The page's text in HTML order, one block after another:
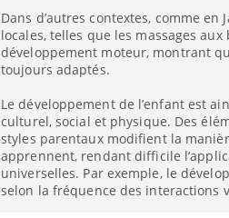
Dans d’autres contextes, comme en
locales, telles que les massages
développement moteur, montrant
toujours adaptés.
Le développement de l’enfant est
culturel, social et physique. Des
styles parentaux modifient la
apprennent, rendant difficile
universelles. Par exemple, le
selon la fréquence des interactions